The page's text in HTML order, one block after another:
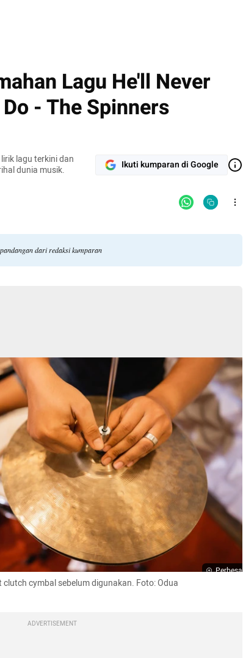
Lagu He'll Never
- The Spinners
lagu terkini dan
dunia musik.
Ikuti kumparan di Google
dari redaksi kumparan
Perbesar
cymbal sebelum digunakan. Foto: Odua
ADVERTISEMENT